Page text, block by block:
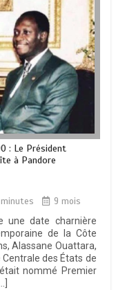
: Le Président
à Pandore
9 mois
une date charnière
de la Côte
Alassane Ouattara,
des États de
était nommé Premier